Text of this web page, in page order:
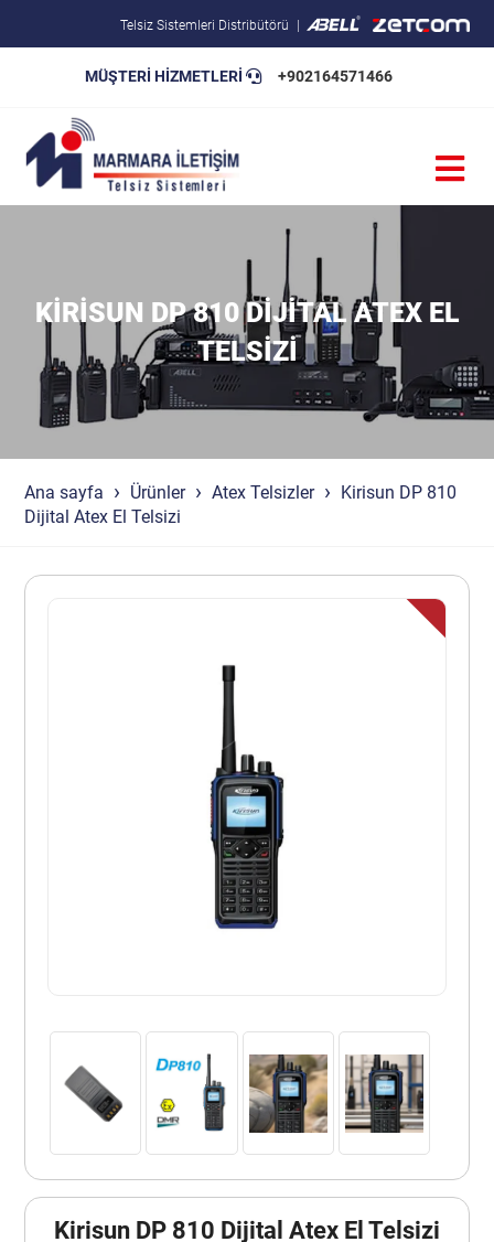
Telsiz Sistemleri Distribütörü
MÜŞTERİ HİZMETLERİ +902164571466
KIRISUN DP 810 DIJITAL ATEX EL
TELSIZI
Ana sayfa Ürünler Atex Telsizler
Kirisun DP 810
Dijital Atex El Telsizi
Kirisun DP 810 Dijital Atex El Telsizi